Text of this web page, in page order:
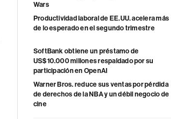
Wars
Productividad laboral de EE.UU. acelera más
de lo esperado en el segundo trimestre
SoftBank obtiene un préstamo de
US$10.000 millones respaldado por su
participación en OpenAI
Warner Bros. reduce sus ventas por pérdida
de derechos de la NBA y un débil negocio de
cine